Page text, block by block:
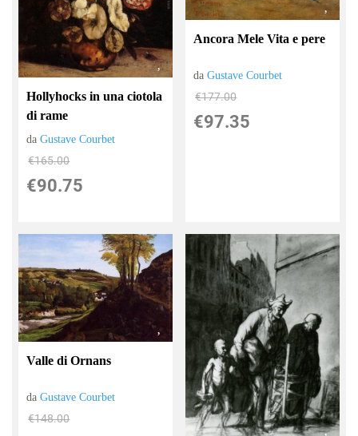
Hollyhocks in una ciotola
di rame
daGustave Courbet
€165.00
€90.75
Ancora Mele Vita e pere
daGustave Courbet
€177.00
€97.35
Valle di Ornans
daGustave Courbet
€148.00